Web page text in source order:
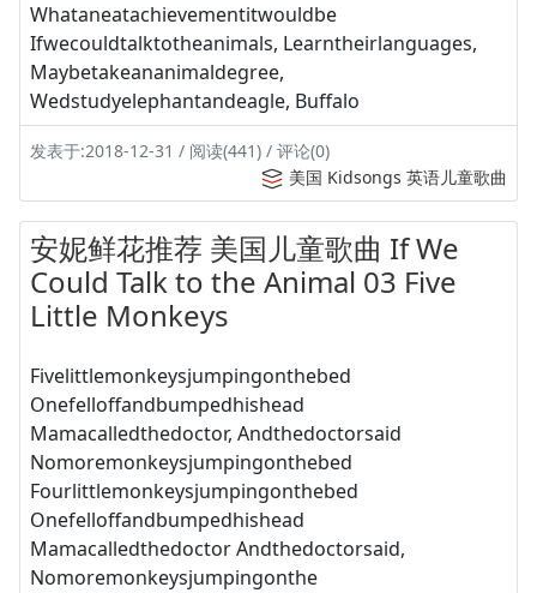
Whataneatachievementitwouldbe
Ifwecouldtalktotheanimals, Learntheirlanguages,
Maybetakeananimaldegree,
Wedstudyelephantandeagle, Buffalo
发表于:2018-12-31 / 阅读(441) / 评论(0)
美国 Kidsongs 英语儿童歌曲
安妮鲜花推荐 美国儿童歌曲 If We
Could Talk to the Animal 03 Five
Little Monkeys
Fivelittlemonkeysjumpingonthebed
Onefelloffandbumpedhishead
Mamacalledthedoctor, Andthedoctorsaid
Nomoremonkeysjumpingonthebed
Fourlittlemonkeysjumpingonthebed
Onefelloffandbumpedhishead
Mamacalledthedoctor Andthedoctorsaid,
Nomoremonkeysjumpingonthe